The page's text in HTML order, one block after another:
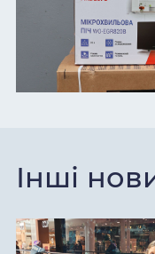
Інші